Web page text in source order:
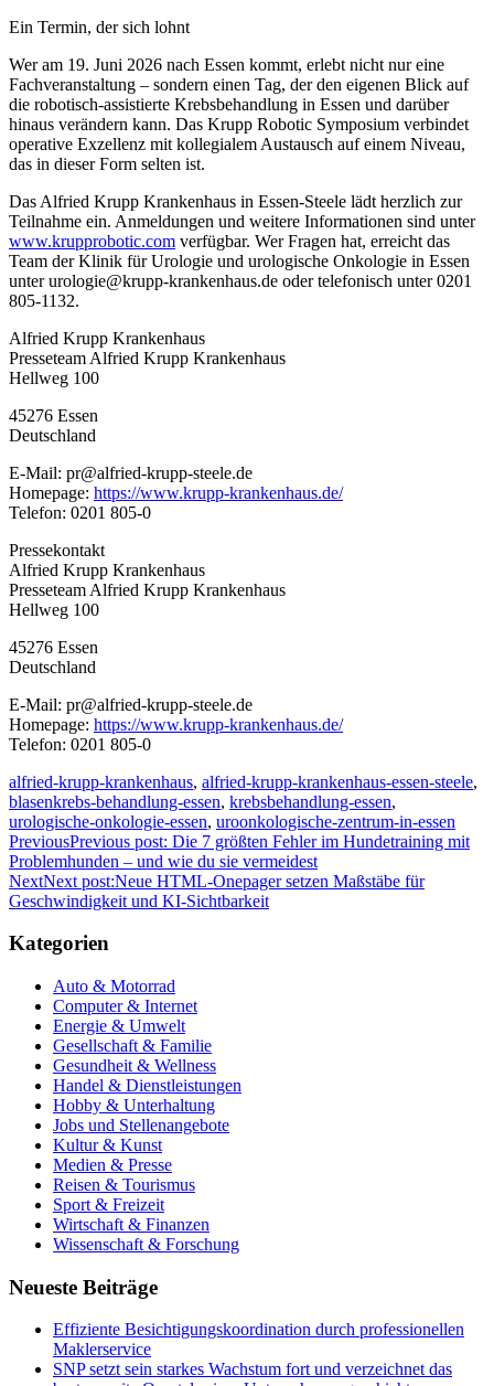
Ein Termin, der sich lohnt
Wer am 19. Juni 2026 nach Essen kommt, erlebt nicht nur eine
Fachveranstaltung – sondern einen Tag, der den eigenen Blick auf
die robotisch-assistierte Krebsbehandlung in Essen und darüber
hinaus verändern kann. Das Krupp Robotic Symposium verbindet
operative Exzellenz mit kollegialem Austausch auf einem Niveau,
das in dieser Form selten ist.
Das Alfried Krupp Krankenhaus in Essen-Steele lädt herzlich zur
Teilnahme ein. Anmeldungen und weitere Informationen sind unter
www.krupprobotic.com verfügbar. Wer Fragen hat, erreicht das
Team der Klinik für Urologie und urologische Onkologie in Essen
unter urologie@krupp-krankenhaus.de oder telefonisch unter 0201
805-1132.
Alfried Krupp Krankenhaus
Presseteam Alfried Krupp Krankenhaus
Hellweg 100
45276 Essen
Deutschland
E-Mail: pr@alfried-krupp-steele.de
Homepage: https://www.krupp-krankenhaus.de/
Telefon: 0201 805-0
Pressekontakt
Alfried Krupp Krankenhaus
Presseteam Alfried Krupp Krankenhaus
Hellweg 100
45276 Essen
Deutschland
E-Mail: pr@alfried-krupp-steele.de
Homepage: https://www.krupp-krankenhaus.de/
Telefon: 0201 805-0
alfried-krupp-krankenhaus, alfried-krupp-krankenhaus-essen-steele,
blasenkrebs-behandlung-essen, krebsbehandlung-essen,
urologische-onkologie-essen, uroonkologische-zentrum-in-essen
PreviousPrevious post: Die 7 größten Fehler im Hundetraining mit
Problemhunden – und wie du sie vermeidest
NextNext post:Neue HTML-Onepager setzen Maßstäbe für
Geschwindigkeit und KI-Sichtbarkeit
Kategorien
Auto & Motorrad
Computer & Internet
Energie & Umwelt
Gesellschaft & Familie
Gesundheit & Wellness
Handel & Dienstleistungen
Hobby & Unterhaltung
Jobs und Stellenangebote
Kultur & Kunst
Medien & Presse
Reisen & Tourismus
Sport & Freizeit
Wirtschaft & Finanzen
Wissenschaft & Forschung
Neueste Beiträge
Effiziente Besichtigungskoordination durch professionellen
Maklerservice
SNP setzt sein starkes Wachstum fort und verzeichnet das